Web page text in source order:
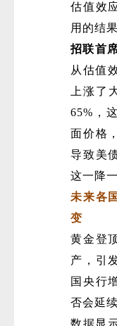
估值效
用的结果
招联首
从估值
上涨了
65%，
面价格
导致美
这一降
未来各
变
黄金登
产，引
国央行
否会延